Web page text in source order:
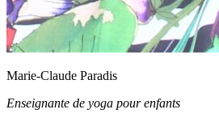
Marie-Claude Paradis
Enseignante de yoga pour enfants